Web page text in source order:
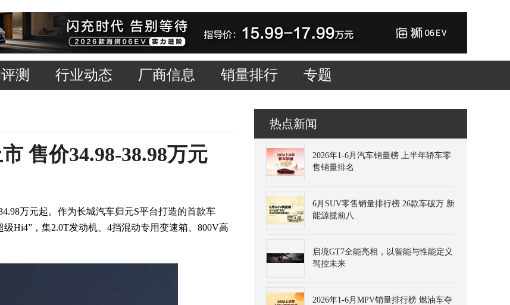
测 行业动态 厂商信息 销量排行 专题
售价34.98-38.98万元
万元起。作为长城汽车归元S平台打造的首款车
Hi4”，集2.0T发动机、4挡混动专用变速箱、800V高
热点新闻
2026年1-6月汽车销量榜 上半年轿车零
售销量排名
6月SUV零售销量排行榜 26款车破万 新
能源揽前八
启境GT7全能亮相，以智能与性能定义
驾控未来
2026年1-6月MPV销量排行榜 燃油车夺